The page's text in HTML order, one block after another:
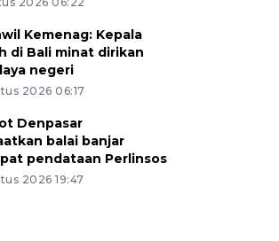
Kemenag: Kepala
di Bali minat dirikan
negeri
2026 06:17
Denpasar
balai banjar
pendataan Perlinsos
2026 19:47